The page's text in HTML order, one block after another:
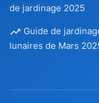
de jardinage 2025
Guide de
lunaires de Mars